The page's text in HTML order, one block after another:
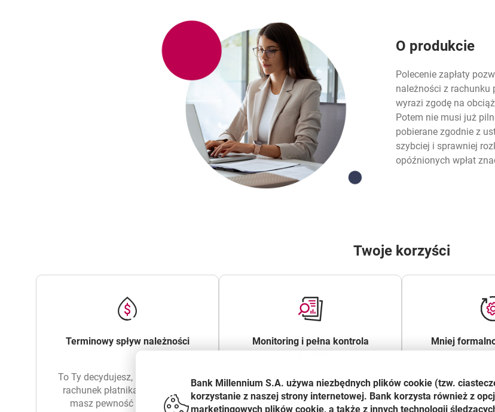
O produkcie
Polecenie zapłaty
należności z rachunku
wyrazi zgodę na
Potem nie musi już
pobierane zgodnie z
szybciej i sprawniej
opóźnionych wpłat
Twoje korzyści
Terminowy spływ należności
To Ty decydujesz, kiedy obciążyć
rachunek płatnika. Dzięki temu
masz pewność regularnych
Monitoring i pełna kontrola
wpływów
Dostajesz czytelny raport rozliczeń.
Jeśli jakaś transakcja się nie
powiedzie, poznasz dokładny
Mniej
Płatnik tylko raz
obciążanie
Bank Millennium S.A. używa niezbędnych plikówcookie (tzw.
korzystanie z naszej strony internetowej. Bank korzysta również z
marketingowych plików cookie, a także z innych technologii